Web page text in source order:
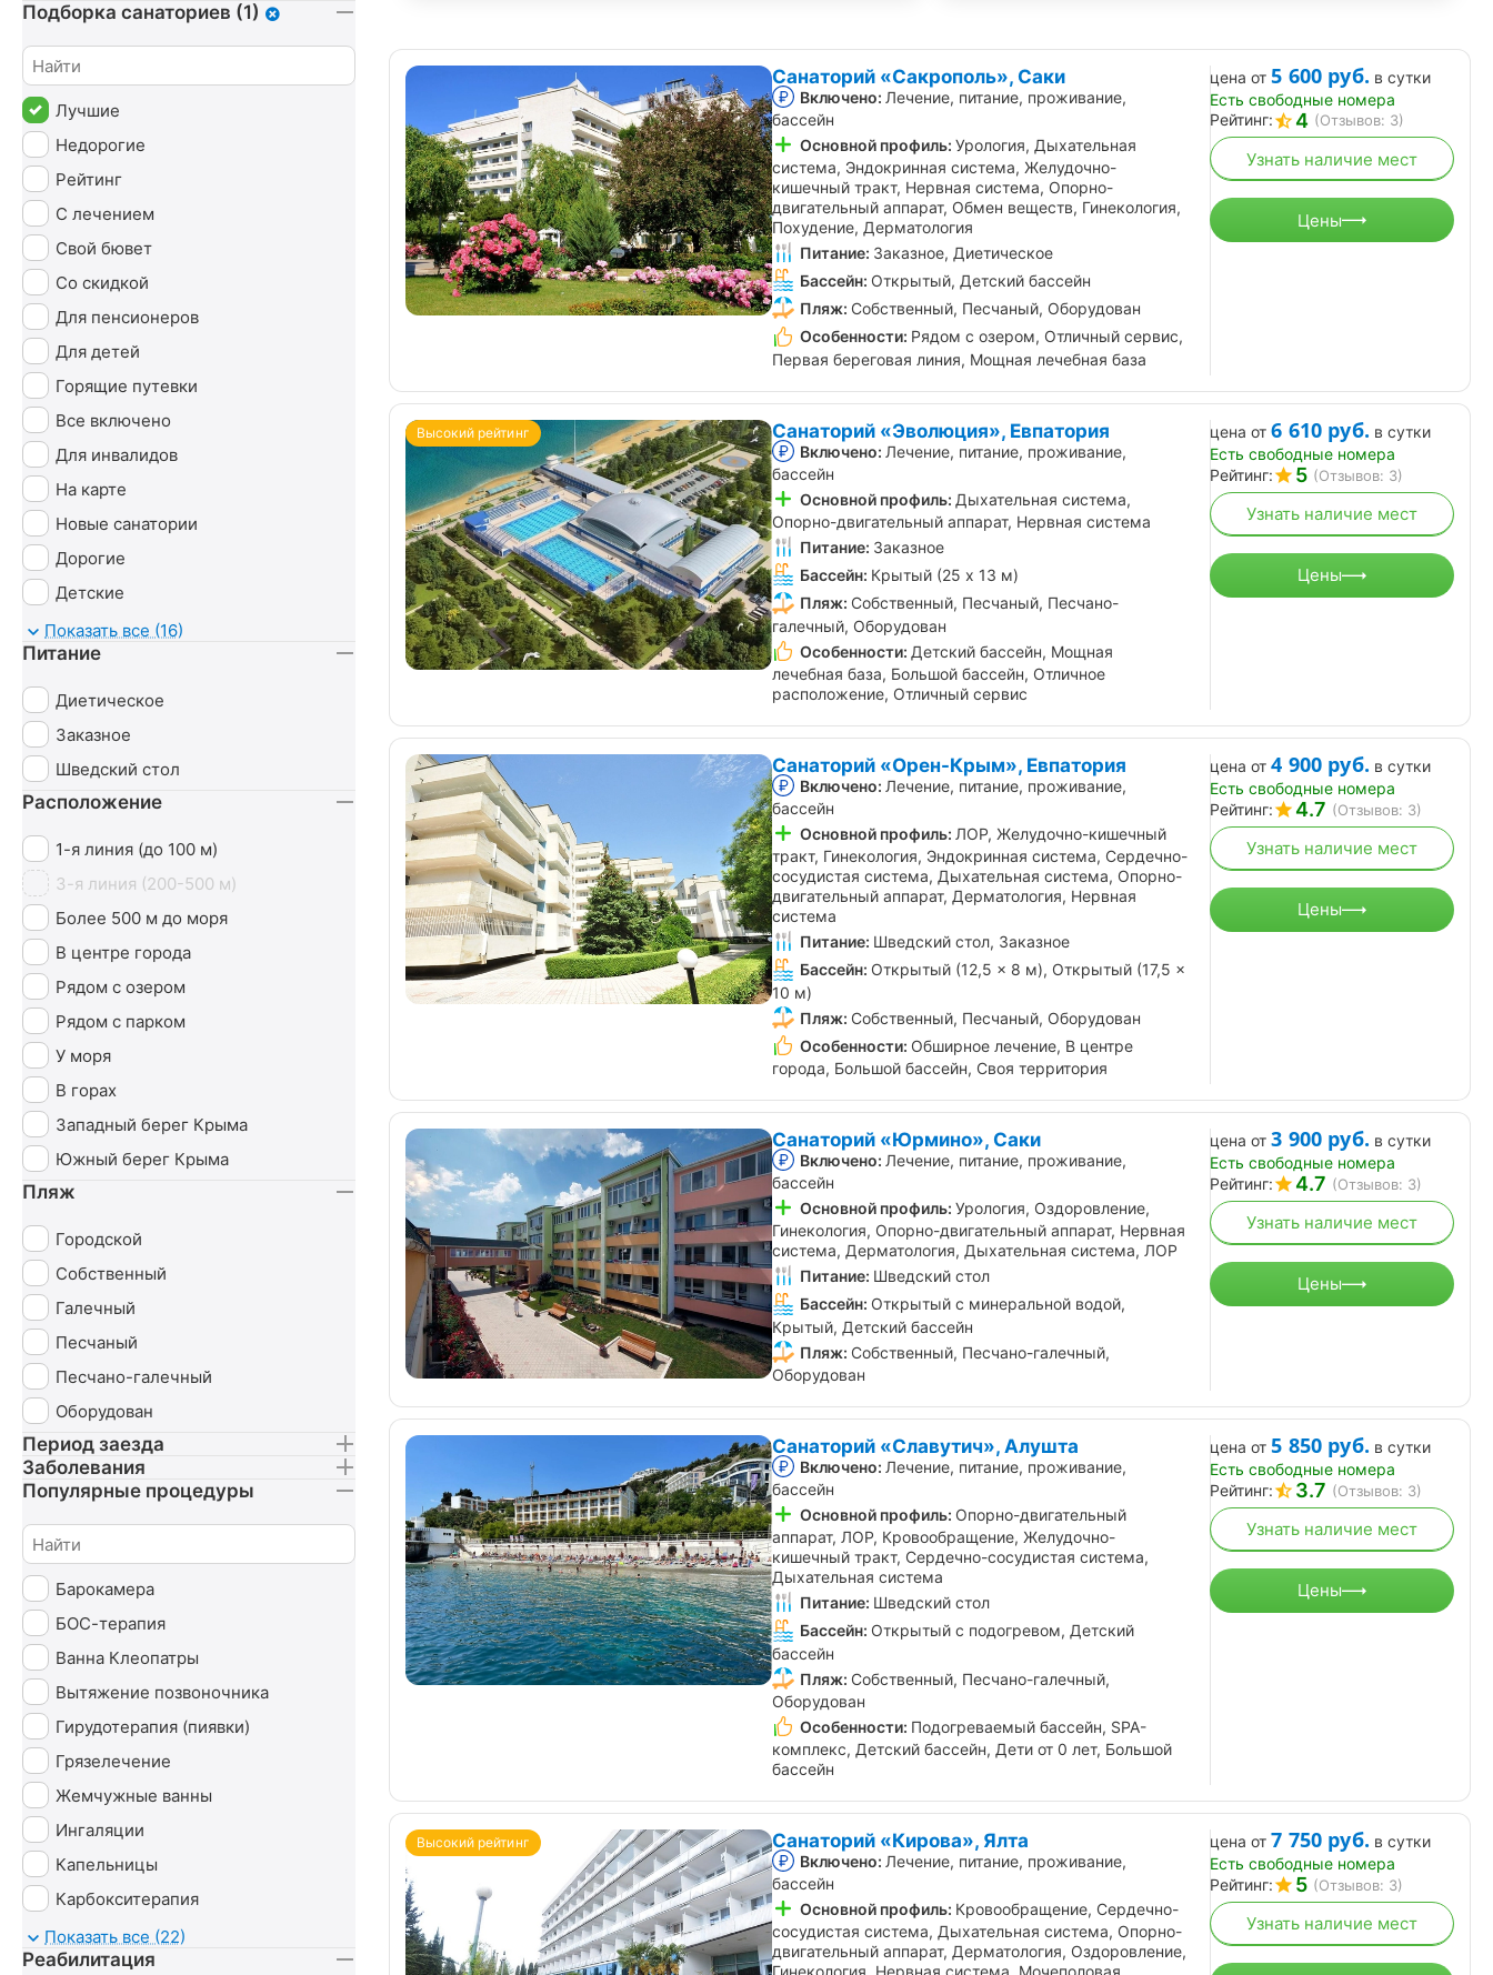
Санаторий «Сакрополь», Саки
Включено: Лечение, питание, проживание,
бассейн
Основной профиль: Урология, Дыхательная
система, Эндокринная система, Желудочно-
кишечный тракт, Нервная система, Опорно-
двигательный аппарат, Обмен веществ, Гинекология,
Похудение, Дерматология
Питание: Заказное, Диетическое
Бассейн: Открытый, Детский бассейн
Пляж: Собственный, Песчаный, Оборудован
Особенности: Рядом с озером, Отличный сервис,
Первая береговая линия, Мощная лечебная база
цена от 5 600 руб. в сутки
Есть свободные номера
Рейтинг:
4 (Отзывов: 3)
Узнать наличие мест
Цены
Высокий рейтинг Санаторий «Эволюция», Евпатория
Включено: Лечение, питание, проживание,
бассейн
Основной профиль: Дыхательная система,
Опорно-двигательный аппарат, Нервная система
Питание: Заказное
Бассейн: Крытый (25 х 13 м)
Пляж: Собственный, Песчаный, Песчано-
галечный, Оборудован
Особенности: Детский бассейн, Мощная
лечебная база, Большой бассейн, Отличное
расположение, Отличный сервис
цена от 6 610 руб. в сутки
Есть свободные номера
Рейтинг:
5 (Отзывов: 3)
Узнать наличие мест
Цены
Санаторий «Орен-Крым», Евпатория
Включено: Лечение, питание, проживание,
бассейн
Основной профиль: ЛОР, Желудочно-кишечный
тракт, Гинекология, Эндокринная система, Сердечно-
сосудистая система, Дыхательная система, Опорно-
двигательный аппарат, Дерматология, Нервная
система
Питание: Шведский стол, Заказное
Бассейн: Открытый (12,5 × 8 м), Открытый (17,5 ×
10 м)
Пляж: Собственный, Песчаный, Оборудован
Особенности: Обширное лечение, В центре
города, Большой бассейн, Своя территория
цена от 4 900 руб. в сутки
Есть свободные номера
Рейтинг:
4.7 (Отзывов: 3)
Узнать наличие мест
Цены
Санаторий «Юрмино», Саки
Включено: Лечение, питание, проживание,
бассейн
Основной профиль: Урология, Оздоровление,
Гинекология, Опорно-двигательный аппарат, Нервная
система, Дерматология, Дыхательная система, ЛОР
Питание: Шведский стол
Бассейн: Открытый с минеральной водой,
Крытый, Детский бассейн
Пляж: Собственный, Песчано-галечный,
Оборудован
цена от 3 900 руб. в сутки
Есть свободные номера
Рейтинг:
4.7 (Отзывов: 3)
Узнать наличие мест
Цены
Санаторий «Славутич», Алушта
Включено: Лечение, питание, проживание,
бассейн
Основной профиль: Опорно-двигательный
аппарат, ЛОР, Кровообращение, Желудочно-
кишечный тракт, Сердечно-сосудистая система,
Дыхательная система
Питание: Шведский стол
Бассейн: Открытый с подогревом, Детский
бассейн
Пляж: Собственный, Песчано-галечный,
Оборудован
Особенности: Подогреваемый бассейн, SPA-
комплекс, Детский бассейн, Дети от 0 лет, Большой
бассейн
цена от 5 850 руб. в сутки
Есть свободные номера
Рейтинг:
3.7 (Отзывов: 3)
Узнать наличие мест
Цены
Высокий рейтинг Санаторий «Кирова», Ялта
Включено: Лечение, питание, проживание,
бассейн
Основной профиль: Кровообращение, Сердечно-
сосудистая система, Дыхательная система, Опорно-
двигательный аппарат, Дерматология, Оздоровление,
цена от 7 750 руб. в сутки
Есть свободные номера
Рейтинг:
5 (Отзывов: 3)
Узнать наличие мест
Подборка санаториев (1)
Лучшие
Недорогие
Рейтинг
С лечением
Свой бювет
Со скидкой
Для пенсионеров
Для детей
Горящие путевки
Все включено
Для инвалидов
На карте
Новые санатории
Дорогие
Детские
С животными
Показать все (16)
Питание
Диетическое
Заказное
Шведский стол
Расположение
1-я линия (до 100 м)
3-я линия (200-500 м)
Более 500 м до моря
В центре города
Рядом с озером
Рядом с парком
У моря
В горах
Западный берег Крыма
Южный берег Крыма
Пляж
Городской
Собственный
Галечный
Песчаный
Песчано-галечный
Оборудован
Период заезда
Заболевания
Популярные процедуры
Барокамера
БОС-терапия
Ванна Клеопатры
Вытяжение позвоночника
Гирудотерапия (пиявки)
Грязелечение
Жемчужные ванны
Ингаляции
Капельницы
Карбокситерапия
Магнитотруботрон
Массаж
Показать все (22)
Реабилитация